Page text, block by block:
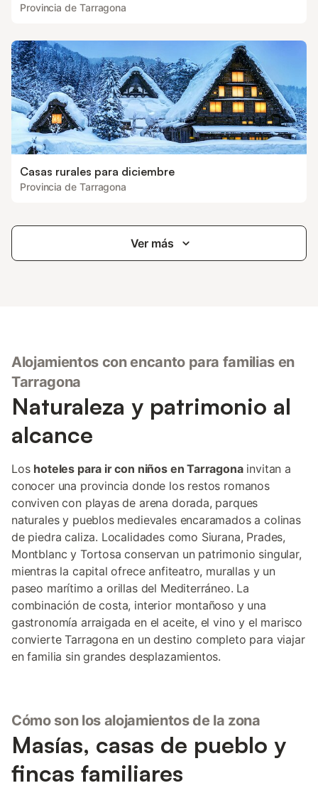
Provincia de Tarragona
Casas rurales para diciembre
Provincia de Tarragona
Ver más
Alojamientos con encanto para familias en
Tarragona
Naturaleza y patrimonio al
alcance
Los hoteles para ir con niños en Tarragonainvitan a
conocer una provincia donde los restos romanos
conviven con playas de arena dorada, parques
naturales y pueblos medievales encaramados a colinas
de piedra caliza. Localidades como Siurana, Prades,
Montblanc y Tortosa conservan un patrimonio singular,
mientras la capital ofrece anfiteatro, murallas y un
paseo marítimo a orillas del Mediterráneo. La
combinación de costa, interior montañoso y una
gastronomía arraigada en el aceite, el vino y el marisco
convierte Tarragona en un destino completo para viajar
en familia sin grandes desplazamientos.
Cómo son los alojamientos de la zona
Masías, casas de pueblo y
fincas familiares